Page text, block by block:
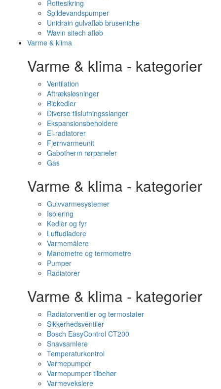
Rottesikring
Spildevandspumper
Unidrain gulvafløb bruseniche
Wavin sitech afløb
Varme & klima
Varme & klima - kategorier
Ventilation
Aftræksløsninger
Biokedler
Diverse tilslutningsslanger
Ekspansionsbeholdere
El-radiatorer
Fjernvarmeunit
Gabotherm rørpaneler
Gas
Varme & klima - kategorier
Gulvvarmesystemer
Isolering
Kedler og fyr
Luftudladere
Varmemålere
Manometre og termometre
Pumper
Radiatorer
Varme & klima - kategorier
Radiatorventiler og termostater
Sikkerhedsventiler
Bosch EasyControl CT200
Snavsamlere
Temperaturkontrol
Varmepumper
Varmepumper tilbehør
Varmevekslere